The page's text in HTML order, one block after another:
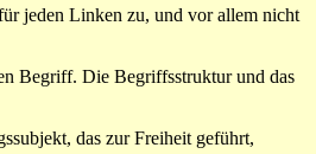
jeden Linken zu, und vor allem nicht
Begriff. Die Begriffsstruktur und das
das zur Freiheit geführt,